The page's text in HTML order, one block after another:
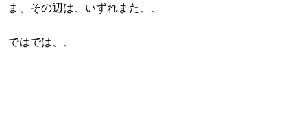
ま、その辺は、いずれまた、、
ではでは、、